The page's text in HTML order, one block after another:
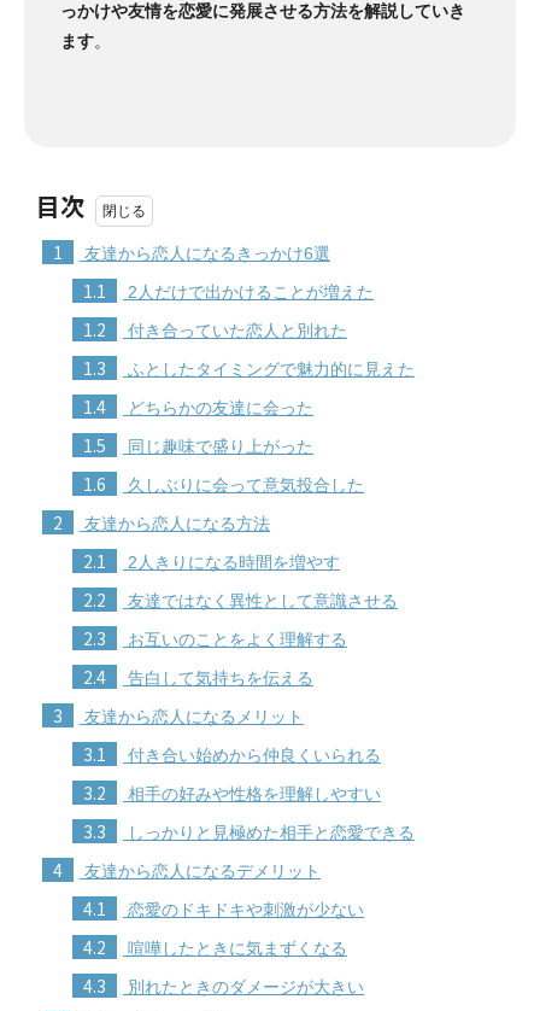
っかけや友情を恋愛に発展させる方法を解説していき
ます。
目次
1 友達から恋人になるきっかけ6選
1.1 2人だけで出かけることが増えた
1.2 付き合っていた恋人と別れた
1.3 ふとしたタイミングで魅力的に見えた
1.4 どちらかの友達に会った
1.5 同じ趣味で盛り上がった
1.6 久しぶりに会って意気投合した
2 友達から恋人になる方法
2.1 2人きりになる時間を増やす
2.2 友達ではなく異性として意識させる
2.3 お互いのことをよく理解する
2.4 告白して気持ちを伝える
3 友達から恋人になるメリット
3.1 付き合い始めから仲良くいられる
3.2 相手の好みや性格を理解しやすい
3.3 しっかりと見極めた相手と恋愛できる
4 友達から恋人になるデメリット
4.1 恋愛のドキドキや刺激が少ない
4.2 喧嘩したときに気まずくなる
4.3 別れたときのダメージが大きい